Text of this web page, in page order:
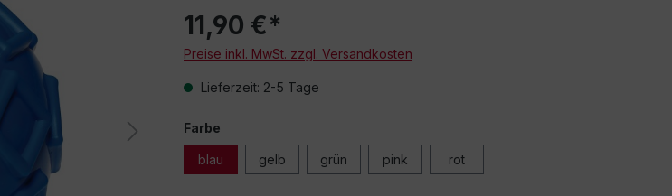
11,90 €*
Preise inkl. MwSt. zzgl. Versandkosten
Lieferzeit: 2-5 Tage
Farbe
blau gelb grün pink rot